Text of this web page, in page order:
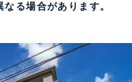
る場合があります。